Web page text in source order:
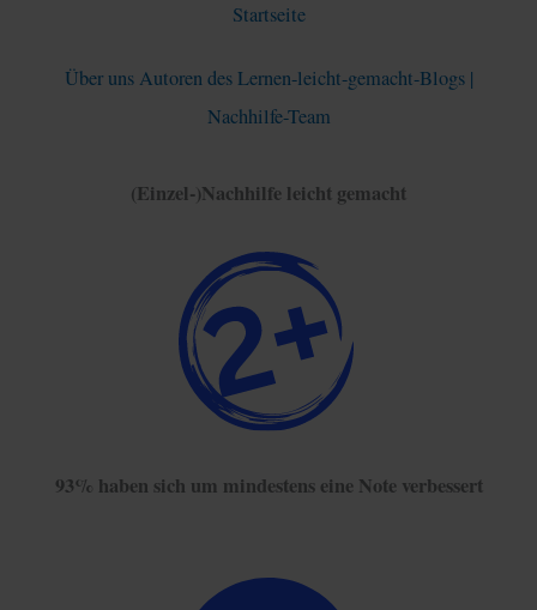
Startseite
Über uns Autoren des Lernen-leicht-gemacht-Blogs |
Nachhilfe-Team
(Einzel-)Nachhilfe leicht gemacht
93% haben sich um mindestens eine Note verbessert